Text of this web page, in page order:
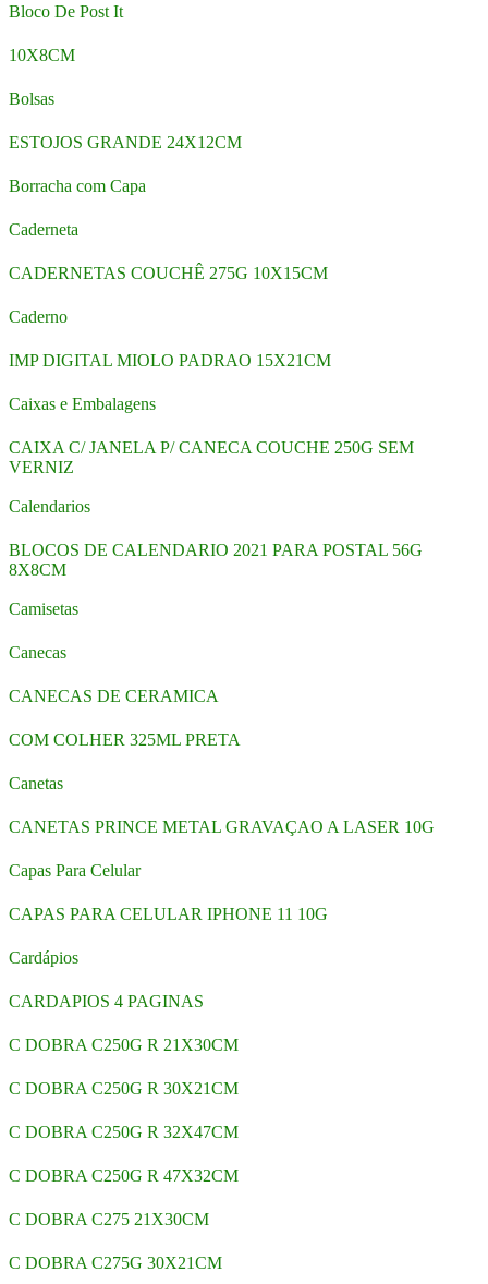
Bloco De Post It
10X8CM
Bolsas
ESTOJOS GRANDE 24X12CM
Borracha com Capa
Caderneta
CADERNETAS COUCHÊ 275G 10X15CM
Caderno
IMP DIGITAL MIOLO PADRAO 15X21CM
Caixas e Embalagens
CAIXA C/ JANELA P/ CANECA COUCHE 250G SEM
VERNIZ
Calendarios
BLOCOS DE CALENDARIO 2021 PARA POSTAL 56G
8X8CM
Camisetas
Canecas
CANECAS DE CERAMICA
COM COLHER 325ML PRETA
Canetas
CANETAS PRINCE METAL GRAVAÇAO A LASER 10G
Capas Para Celular
CAPAS PARA CELULAR IPHONE 11 10G
Cardápios
CARDAPIOS 4 PAGINAS
C DOBRA C250G R 21X30CM
C DOBRA C250G R 30X21CM
C DOBRA C250G R 32X47CM
C DOBRA C250G R 47X32CM
C DOBRA C275 21X30CM
C DOBRA C275G 30X21CM